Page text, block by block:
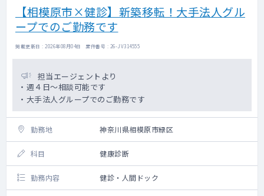
10:30 出発 居宅2～3件を訪問（初診1件あ
たり30～40分、再診1件あたり15分ほど）
14:00 午後の訪問開始 居宅3～5件を訪問
17:30 早めに帰院 書類作成やカルテの追
記
19:00 横浜院をご退勤
ビジネスパーソンや若年層中心 ※1日6～10
件目安（居宅メイン）
【福利厚生・その他】
・社会保険完備
・制服貸与
・スキンクリニックでの美容皮膚科施術の職
【相模原市×健診】新築移転！大手法人グル
ープでのご勤務です
掲載更新日 : 2026年08月04日 案件番号 : 26-JV314555
担当エージェントより
・週４日～相談可能です
・大手法人グループでのご勤務です
勤務地 神奈川県相模原市緑区
科目 健康診断
勤務内容 健診・人間ドック